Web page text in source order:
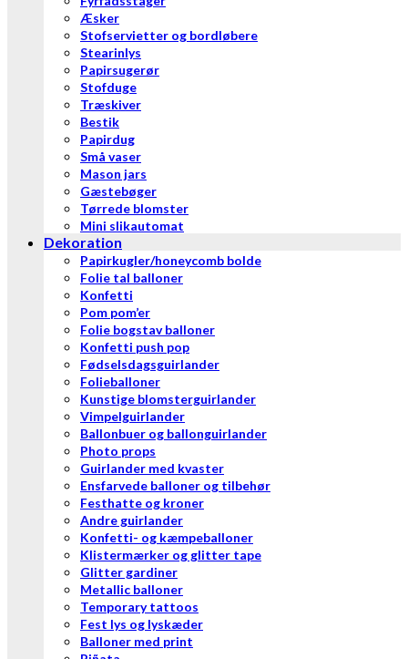
Æsker
Stofservietter og bordløbere
Stearinlys
Papirsugerør
Stofduge
Træskiver
Bestik
Papirdug
Små vaser
Mason jars
Gæstebøger
Tørrede blomster
Mini slikautomat
Dekoration
Papirkugler/honeycomb bolde
Folie tal balloner
Konfetti
Pom pom’er
Folie bogstav balloner
Konfetti push pop
Fødselsdagsguirlander
Folieballoner
Kunstige blomsterguirlander
Vimpelguirlander
Ballonbuer og ballonguirlander
Photo props
Guirlander med kvaster
Ensfarvede balloner og tilbehør
Festhatte og kroner
Andre guirlander
Konfetti- og kæmpeballoner
Klistermærker og glitter tape
Glitter gardiner
Metallic balloner
Temporary tattoos
Fest lys og lyskæder
Balloner med print